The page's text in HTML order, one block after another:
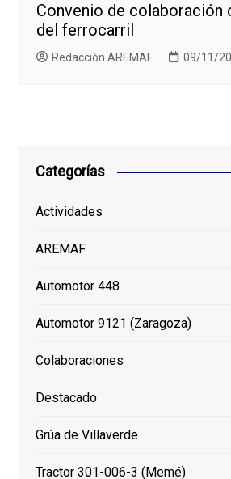
Convenio de colaboración
del ferrocarril
Redacción AREMAF 09/11/
Categorías
Actividades
AREMAF
Automotor 448
Automotor 9121 (Zaragoza)
Colaboraciones
Destacado
Grúa de Villaverde
Tractor 301-006-3 (Memé)